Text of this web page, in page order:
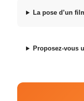
La pose d’un
Proposez-vous